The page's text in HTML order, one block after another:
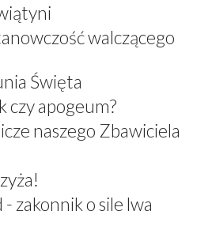
walczącego
Święta
czy apogeum?
naszego Zbawiciela
zakonnik o sile lwa